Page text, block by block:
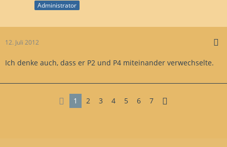
Administrator
12. Juli 2012
Ich denke auch, dass er P2 und P4 miteinander verwechselte.
1 2 3 4 5 6 7